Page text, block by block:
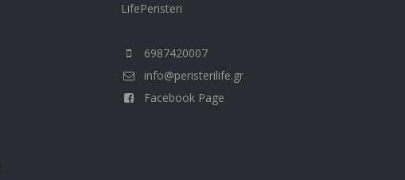
LifePeristeri
6987420007
info@peristerilife.gr
Facebook Page